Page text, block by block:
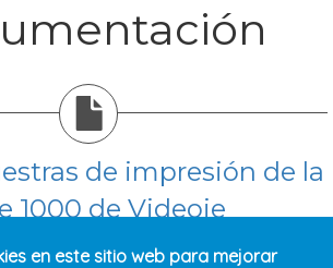
de impresión de la
1000 de Videoje
en este sitio web para mejorar